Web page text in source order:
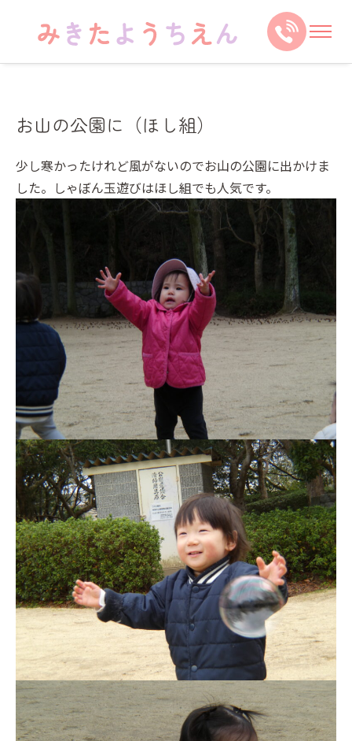
お山の公園に（ほし組）
少し寒かったけれど風がないのでお山の公園に出かけま
した。しゃぼん玉遊びはほし組でも人気です。